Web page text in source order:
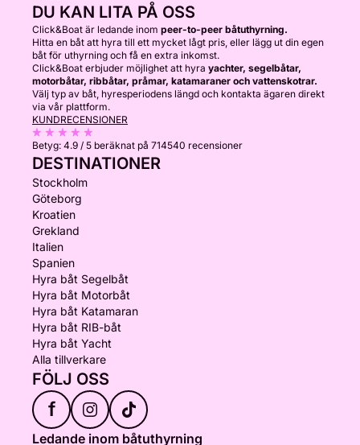
DU KAN LITA PÅ OSS
Click&Boat är ledande inom peer-to-peer båtuthyrning.
Hitta en båt att hyra till ett mycket lågt pris, eller lägg ut din egen
båt för uthyrning och få en extra inkomst.
Click&Boat erbjuder möjlighet att hyra yachter, segelbåtar,
motorbåtar, ribbåtar, pråmar, katamaraner och vattenskotrar.
Välj typ av båt, hyresperiodens längd och kontakta ägaren direkt
via vår plattform.
KUNDRECENSIONER
Betyg: 4.9 / 5 beräknat på 714540 recensioner
DESTINATIONER
Stockholm
Göteborg
Kroatien
Grekland
Italien
Spanien
Hyra båt Segelbåt
Hyra båt Motorbåt
Hyra båt Katamaran
Hyra båt RIB-båt
Hyra båt Yacht
Alla tillverkare
FÖLJ OSS
f
Ledande inom båtuthyrning